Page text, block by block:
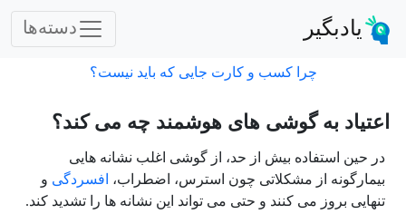
یادبگیر دسته‌ها
چرا کسب و کارت جایی که باید نیست؟
اعتیاد به گوشی های هوشمند چه می کند؟
در حین استفاده بیش از حد، از گوشی اغلب نشانه هایی
بیمارگونه از مشکلاتی چون استرس، اضطراب، افسردگی و
تنهایی بروز می کنند و حتی می تواند این نشانه ها را تشدید کند.